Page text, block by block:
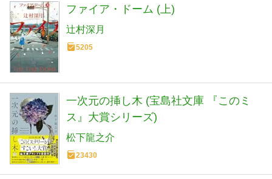
ファイア・ドーム (上)
辻村深月
5205
一次元の挿し木 (宝島社文庫 『このミ
ス』大賞シリーズ)
松下龍之介
23430